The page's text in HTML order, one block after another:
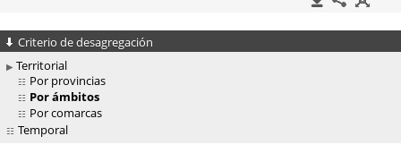
Criterio de desagregación
Territorial
Por provincias
Por ámbitos
Por comarcas
Temporal